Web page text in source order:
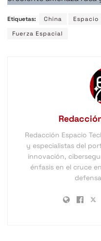
Etiquetas: China Espacio
Fuerza Espacial
Redacción Espacio
y especialistas del
innovación,
énfasis en el cruce